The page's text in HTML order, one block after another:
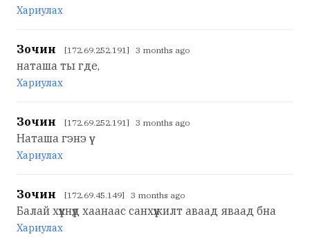
Хариулах
Зочин [172.69.252.191] 3 months ago
наташа ты где,
Хариулах
Зочин [172.69.252.191] 3 months ago
Наташа гэнэ үү
Хариулах
Зочин [172.69.45.149] 3 months ago
Балай хүүхнүүд хаанаас санхүүжилт аваад яваад бна
Хариулах